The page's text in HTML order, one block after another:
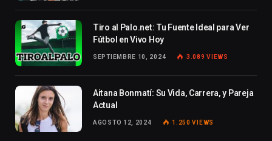
Tiro al Palo.net: Tu Fuente Ideal para Ver
Fútbol en Vivo Hoy
SEPTIEMBRE 10, 2024 3.089VIEWS
Aitana Bonmatí: Su Vida, Carrera, y Pareja
Actual
AGOSTO 12, 2024 1.250VIEWS